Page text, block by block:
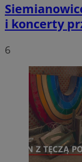
i koncerty
6